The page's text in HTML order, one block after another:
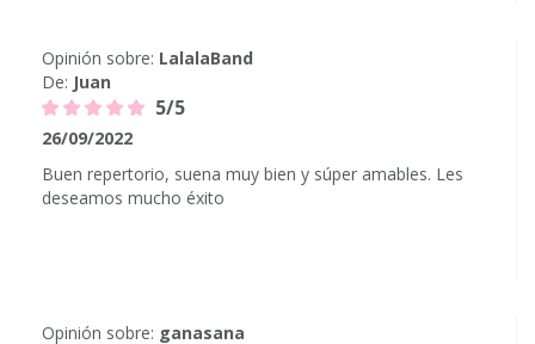
Opinión sobre: LalalaBand
De: Juan
5/5
26/09/2022
Buen repertorio, suena muy bien y súper amables. Les
deseamos mucho éxito
Opinión sobre: ganasana